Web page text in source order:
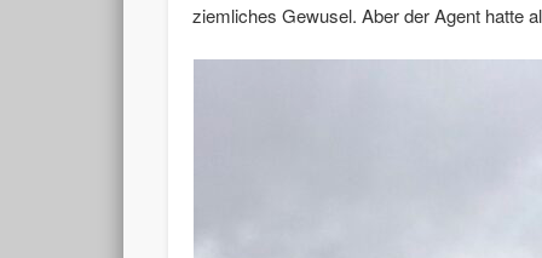
ziemliches Gewusel. Aber der Agent hatte